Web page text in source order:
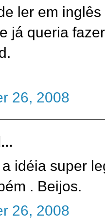
ler em
já queria
26, 2008
idéia super
. Beijos.
26, 2008